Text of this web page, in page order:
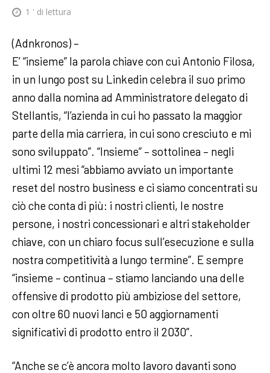
1 ' di lettura
(Adnkronos) –
E’ “insieme” la parola chiave con cui Antonio Filosa,
in un lungo post su Linkedin celebra il suo primo
anno dalla nomina ad Amministratore delegato di
Stellantis, “l’azienda in cui ho passato la maggior
parte della mia carriera, in cui sono cresciuto e mi
sono sviluppato”. “Insieme” – sottolinea – negli
ultimi 12 mesi “abbiamo avviato un importante
reset del nostro business e ci siamo concentrati su
ciò che conta di più: i nostri clienti, le nostre
persone, i nostri concessionari e altri stakeholder
chiave, con un chiaro focus sull’esecuzione e sulla
nostra competitività a lungo termine”. E sempre
“insieme – continua – stiamo lanciando una delle
offensive di prodotto più ambiziose del settore,
con oltre 60 nuovi lanci e 50 aggiornamenti
significativi di prodotto entro il 2030”.
“Anche se c’è ancora molto lavoro davanti sono